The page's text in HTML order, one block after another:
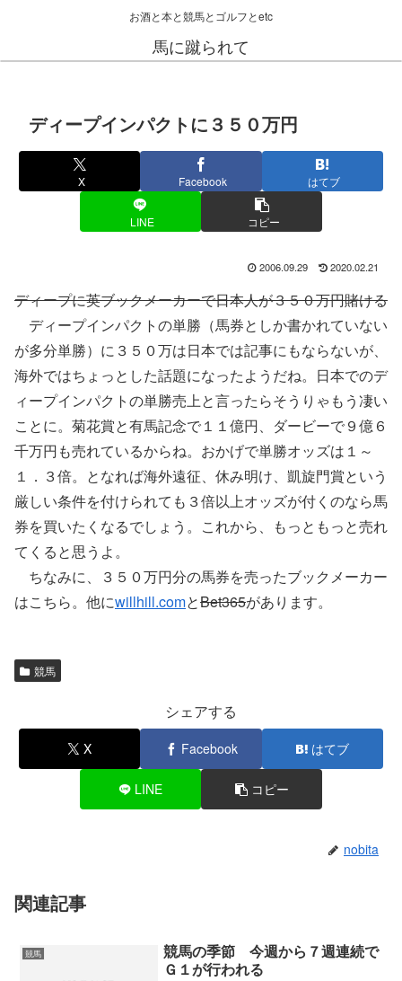
お酒と本と競馬とゴルフとetc
馬に蹴られて
ディープインパクトに３５０万円
X Facebook はてブ
LINE コピー
2006.09.29 2020.02.21
ディープに英ブックメーカーで日本人が３５０万円賭ける
ディープインパクトの単勝（馬券としか書かれていない
が多分単勝）に３５０万は日本では記事にもならないが、
海外ではちょっとした話題になったようだね。日本でのデ
ィープインパクトの単勝売上と言ったらそうりゃもう凄い
ことに。菊花賞と有馬記念で１１億円、ダービーで９億６
千万円も売れているからね。おかげで単勝オッズは１～
１．３倍。となれば海外遠征、休み明け、凱旋門賞という
厳しい条件を付けられても３倍以上オッズが付くのなら馬
券を買いたくなるでしょう。これから、もっともっと売れ
てくると思うよ。
ちなみに、３５０万円分の馬券を売ったブックメーカー
はこちら。他にwillhill.comとBet365があります。
競馬
シェアする
X Facebook はてブ
LINE コピー
nobita
関連記事
競馬
競馬の季節 今週から７週連続で
Ｇ１が行われる